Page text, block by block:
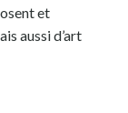
et
aussi d’art